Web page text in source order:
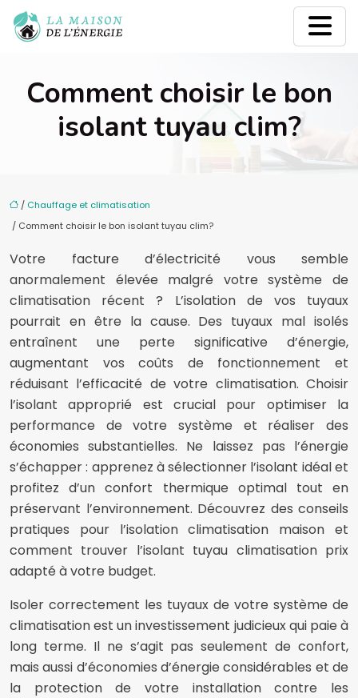
Comment choisir le bon
isolant tuyau clim?
/ Chauffage et climatisation
/ Comment choisir le bon isolant tuyau clim?
Votre facture d’électricité vous semble
anormalement élevée malgré votre système de
climatisation récent ? L’isolation de vos tuyaux
pourrait en être la cause. Des tuyaux mal isolés
entraînent une perte significative d’énergie,
augmentant vos coûts de fonctionnement et
réduisant l’efficacité de votre climatisation. Choisir
l’isolant approprié est crucial pour optimiser la
performance de votre système et réaliser des
économies substantielles. Ne laissez pas l’énergie
s’échapper : apprenez à sélectionner l’isolant idéal et
profitez d’un confort thermique optimal tout en
préservant l’environnement. Découvrez des conseils
pratiques pour l’isolation climatisation maison et
comment trouver l’isolant tuyau climatisation prix
adapté à votre budget.
Isoler correctement les tuyaux de votre système de
climatisation est un investissement judicieux qui paie à
long terme. Il ne s’agit pas seulement de confort,
mais aussi d’économies d’énergie considérables et de
la protection de votre installation contre les